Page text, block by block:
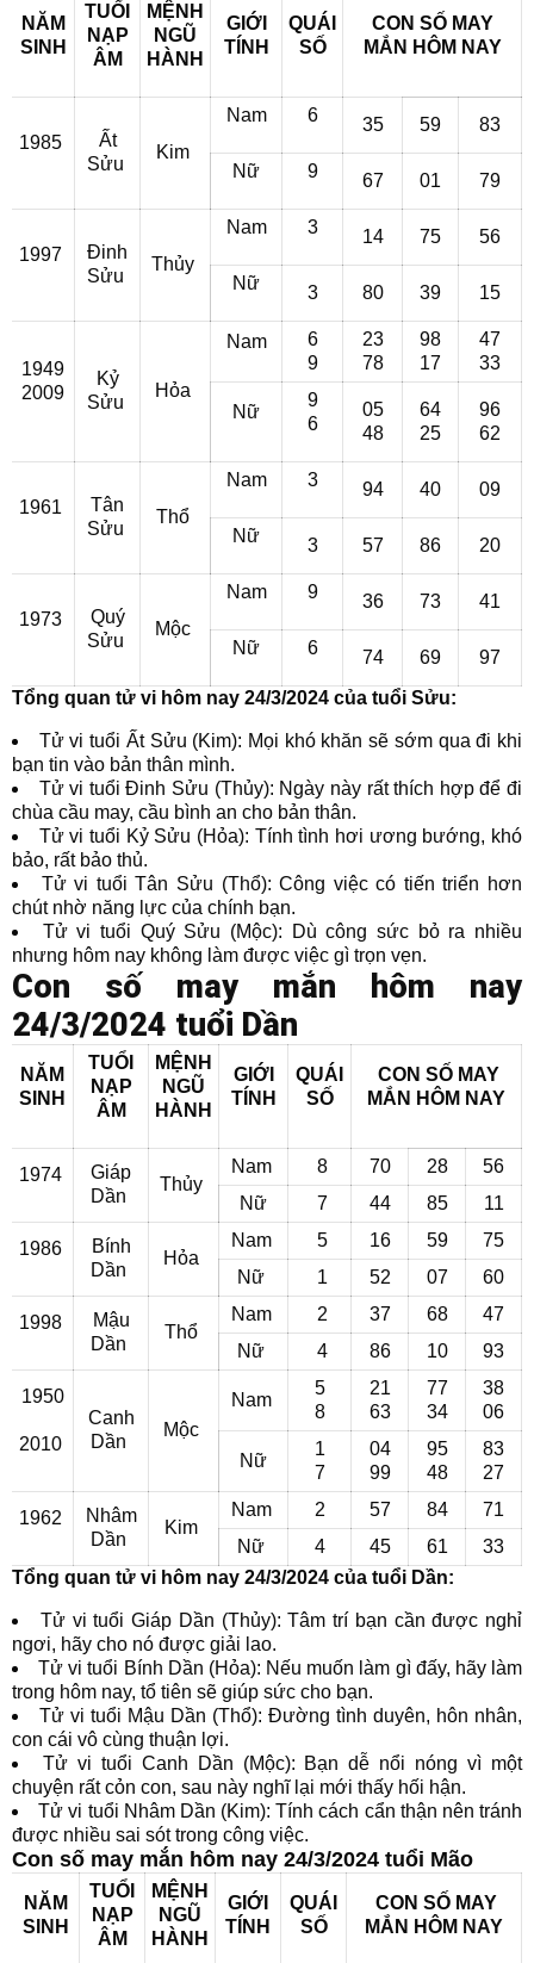
NĂM
SINH
TUỔI
NẠP
ÂM
MỆNH
NGŨ
HÀNH
GIỚI
TÍNH
QUÁI
SỐ
CON SỐ MAY
MẮN HÔM NAY
1985
Ất
Sửu
Kim
Nam 6 35 59 83
Nữ 9 67 01 79
1997
Đinh
Sửu
Thủy
Nam 3 14 75 56
Nữ 3 80 39 15
1949
2009
Kỷ
Sửu
Hỏa
Nam
6
9
23
78
98
17
47
33
Nữ
9
6
05
48
64
25
96
62
1961
Tân
Sửu
Thổ
Nam 3 94 40 09
Nữ 3 57 86 20
1973
Quý
Sửu
Mộc
Nam 9 36 73 41
Nữ 6 74 69
97
Tổng quan tử vi hôm nay 24/3/2024 của tuổi Sửu:
Tử vi tuổi Ất Sửu (Kim): Mọi khó khăn sẽ sớm qua đi khi
bạn tin vào bản thân mình.
Tử vi tuổi Đinh Sửu (Thủy): Ngày này rất thích hợp để đi
chùa cầu may, cầu bình an cho bản thân.
Tử vi tuổi Kỷ Sửu (Hỏa): Tính tình hơi ương bướng, khó
bảo, rất bảo thủ.
Tử vi tuổi Tân Sửu (Thổ): Công việc có tiến triển hơn
chút nhờ năng lực của chính bạn.
Tử vi tuổi Quý Sửu (Mộc): Dù công sức bỏ ra nhiều
nhưng hôm nay không làm được việc gì trọn vẹn.
Con số may mắn hôm nay
24/3/2024 tuổi Dần
NĂM
SINH
TUỔI
NẠP
ÂM
MỆNH
NGŨ
HÀNH
GIỚI
TÍNH
QUÁI
SỐ
CON SỐ MAY
MẮN HÔM NAY
1974
Giáp
Dần
Thủy
Nam 8 70 28
56
Nữ
7 44 85 11
1986
Bính
Dần
Hỏa
Nam 5 16 59
75
Nữ
1 52 07 60
1998
Mậu
Dần
Thổ
Nam 2 37 68
47
Nữ
4 86 10 93
1950
2010
Canh
Dần
Mộc
Nam
5
8
21
63
77
34
38
06
Nữ
1
7
04
99
95
48
83
27
1962
Nhâm
Dần
Kim
Nam 2 57 84
71
Nữ
4 45 61
33
Tổng quan tử vi hôm nay 24/3/2024 của tuổi Dần:
Tử vi tuổi Giáp Dần (Thủy): Tâm trí bạn cần được nghỉ
ngơi, hãy cho nó được giải lao.
Tử vi tuổi Bính Dần (Hỏa): Nếu muốn làm gì đấy, hãy làm
trong hôm nay, tổ tiên sẽ giúp sức cho bạn.
Tử vi tuổi Mậu Dần (Thổ): Đường tình duyên, hôn nhân,
con cái vô cùng thuận lợi.
Tử vi tuổi Canh Dần (Mộc): Bạn dễ nổi nóng vì một
chuyện rất cỏn con, sau này nghĩ lại mới thấy hối hận.
Tử vi tuổi Nhâm Dần (Kim): Tính cách cẩn thận nên tránh
được nhiều sai sót trong công việc.
Con số may mắn hôm nay 24/3/2024 tuổi Mão
NĂM
SINH
TUỔI
NẠP
ÂM
MỆNH
NGŨ
HÀNH
GIỚI
TÍNH
QUÁI
SỐ
CON SỐ MAY
MẮN HÔM NAY